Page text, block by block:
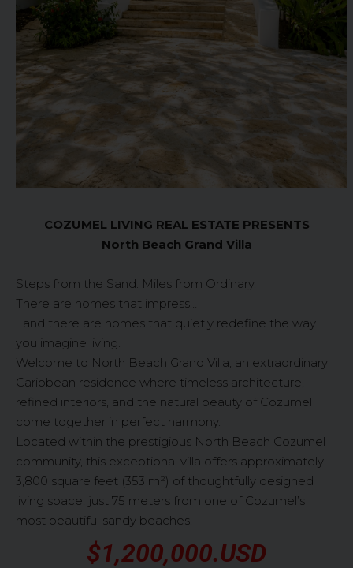
COZUMEL LIVING REAL ESTATE PRESENTS
North Beach Grand Villa
Steps from the Sand. Miles from Ordinary.
There are homes that impress…
…and there are homes that quietly redefine the way
you imagine living.
Welcome to North Beach Grand Villa, an extraordinary
Caribbean residence where timeless architecture,
refined interiors, and the natural beauty of Cozumel
come together in perfect harmony.
Located within the prestigious North Beach Cozumel
community, this exceptional villa offers approximately
3,800 square feet (353 m²) of thoughtfully designed
living space, just 75 meters from one of Cozumel’s
most beautiful sandy beaches.
$1,200,000.USD